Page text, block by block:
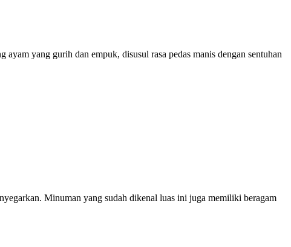
yang gurih dan empuk, disusul rasa pedas manis dengan sentuhan
Minuman yang sudah dikenal luas ini juga memiliki beragam